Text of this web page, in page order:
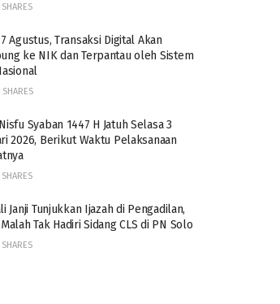
Agustus, Transaksi Digital Akan
ke NIK dan Terpantau oleh Sistem
Syaban 1447 H Jatuh Selasa 3
2026, Berikut Waktu Pelaksanaan
Janji Tunjukkan Ijazah di Pengadilan,
Tak Hadiri Sidang CLS di PN Solo